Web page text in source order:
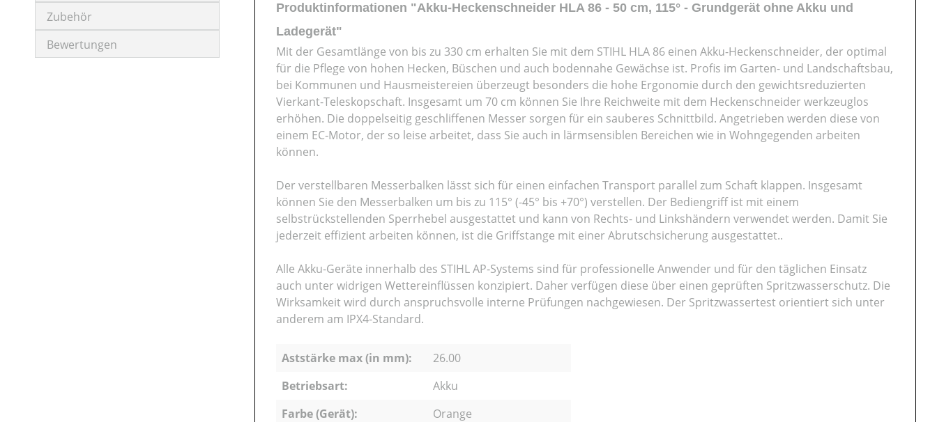
Zubehör
Bewertungen
Produktinformationen "Akku-Heckenschneider HLA 86 - 50 cm, 115° - Grundgerät ohne Akku und
Ladegerät"
Mit der Gesamtlänge von bis zu 330 cm erhalten Sie mit dem STIHL HLA 86 einen Akku-Heckenschneider, der optimal
für die Pflege von hohen Hecken, Büschen und auch bodennahe Gewächse ist. Profis im Garten- und Landschaftsbau,
bei Kommunen und Hausmeistereien überzeugt besonders die hohe Ergonomie durch den gewichtsreduzierten
Vierkant-Teleskopschaft. Insgesamt um 70 cm können Sie Ihre Reichweite mit dem Heckenschneider werkzeuglos
erhöhen. Die doppelseitig geschliffenen Messer sorgen für ein sauberes Schnittbild. Angetrieben werden diese von
einem EC‑Motor, der so leise arbeitet, dass Sie auch in lärmsensiblen Bereichen wie in Wohngegenden arbeiten
können.
Der verstellbaren Messerbalken lässt sich für einen einfachen Transport parallel zum Schaft klappen. Insgesamt
können Sie den Messerbalken um bis zu 115° (-45° bis +70°) verstellen. Der Bediengriff ist mit einem
selbstrückstellenden Sperrhebel ausgestattet und kann von Rechts- und Linkshändern verwendet werden. Damit Sie
jederzeit effizient arbeiten können, ist die Griffstange mit einer Abrutschsicherung ausgestattet..
Alle Akku-Geräte innerhalb des STIHL AP‑Systems sind für professionelle Anwender und für den täglichen Einsatz
auch unter widrigen Wettereinflüssen konzipiert. Daher verfügen diese über einen geprüften Spritzwasserschutz. Die
Wirksamkeit wird durch anspruchsvolle interne Prüfungen nachgewiesen. Der Spritzwassertest orientiert sich unter
anderem am IPX4-Standard.
Aststärke max (in mm):
26.00
Betriebsart:
Akku
Farbe (Gerät):
Orange